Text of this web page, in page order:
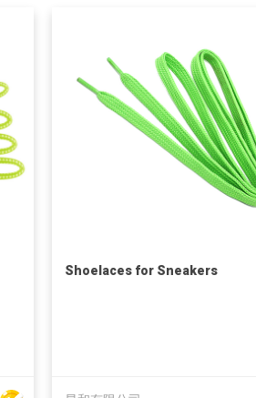
Shoelaces for Sneakers